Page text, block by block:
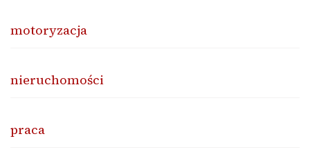
motoryzacja
nieruchomości
praca